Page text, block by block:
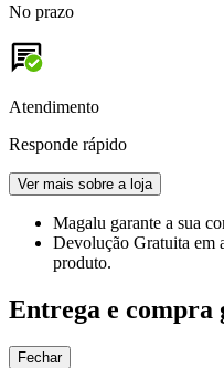
No prazo
Atendimento
Responde rápido
Ver mais sobre a loja
Magalu garante a sua
Devolução Gratuita em
produto.
Entrega e compra
Fechar